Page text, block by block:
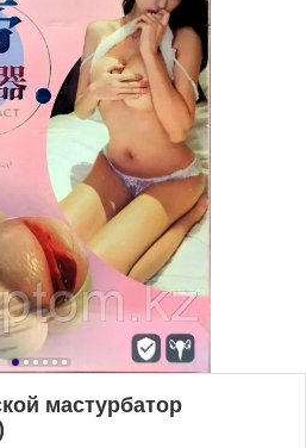
мастурбатор